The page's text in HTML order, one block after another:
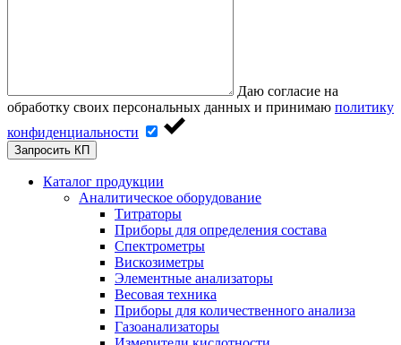
Даю согласие на
обработку своих персональных данных и принимаю политику
конфиденциальности
Запросить КП
Каталог продукции
Аналитическое оборудование
Титраторы
Приборы для определения состава
Спектрометры
Вискозиметры
Элементные анализаторы
Весовая техника
Приборы для количественного анализа
Газоанализаторы